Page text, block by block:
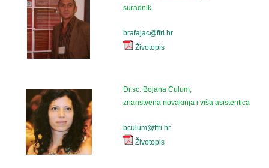
suradnik
brafajac@ffri.hr
Životopis
Dr.sc. Bojana Ćulum,
znanstvena novakinja i viša asistentica
bculum@ffri.hr
Životopis